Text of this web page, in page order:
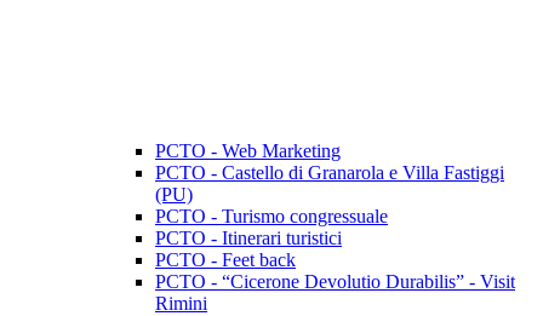
PCTO - Web Marketing
PCTO - Castello di Granarola e Villa Fastiggi
(PU)
PCTO - Turismo congressuale
PCTO - Itinerari turistici
PCTO - Feet back
PCTO - “Cicerone Devolutio Durabilis” - Visit
Rimini